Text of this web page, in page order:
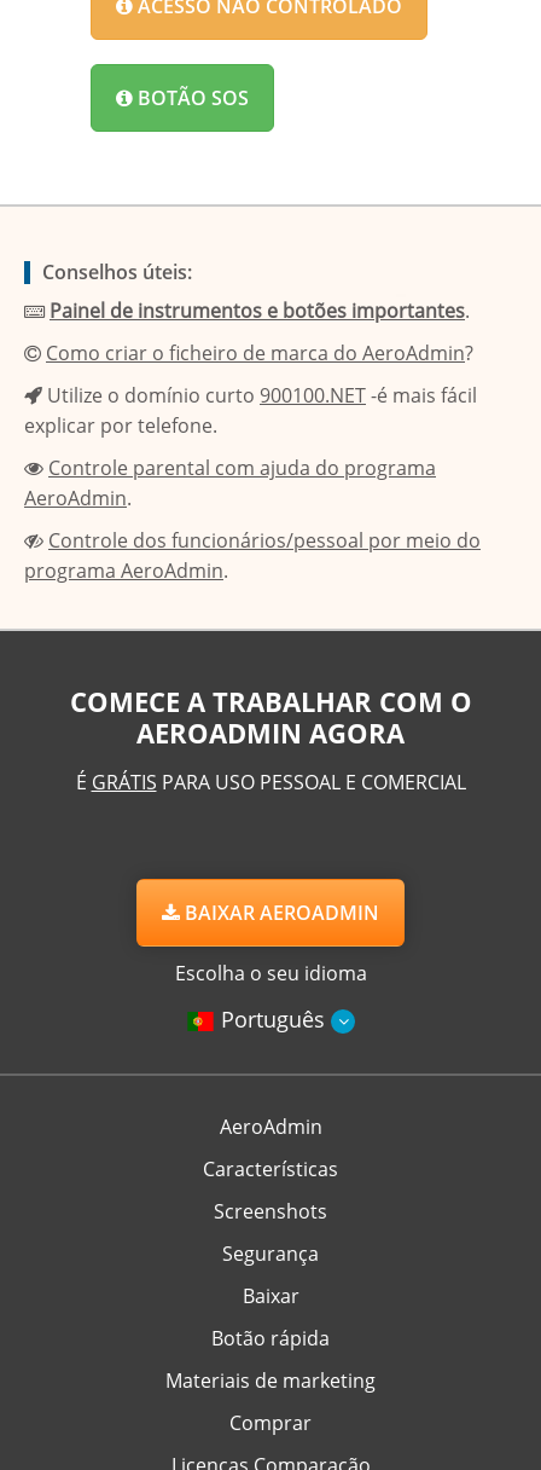
ACESSO NÃO CONTROLADO
BOTÃO SOS
Conselhos úteis:
Painel de instrumentos e botões importantes.
Como criar o ficheiro de marca do AeroAdmin?
Utilize o domínio curto 900100.NET-é mais fácil
explicar por telefone.
Controle parental com ajuda do programa
AeroAdmin.
Controle dos funcionários/pessoal por meio do
programa AeroAdmin.
COMECE A TRABALHAR COM O
AEROADMIN AGORA
É GRÁTIS PARA USO PESSOAL E COMERCIAL
BAIXAR AEROADMIN
Escolha o seu idioma
Português
AeroAdmin
Características
Screenshots
Segurança
Baixar
Botão rápida
Materiais de marketing
Comprar